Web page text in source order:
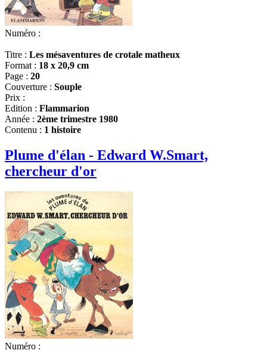
Numéro :
Titre : Les mésaventures de crotale matheux
Format : 18 x 20,9 cm
Page : 20
Couverture : Souple
Prix :
Edition : Flammarion
Année : 2ème trimestre 1980
Contenu : 1 histoire
Plume d'élan - Edward W.Smart,
chercheur d'or
Numéro :